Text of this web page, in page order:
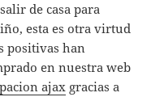
de casa para
esta es otra virtud
positivas han
en nuestra web
ajax gracias a